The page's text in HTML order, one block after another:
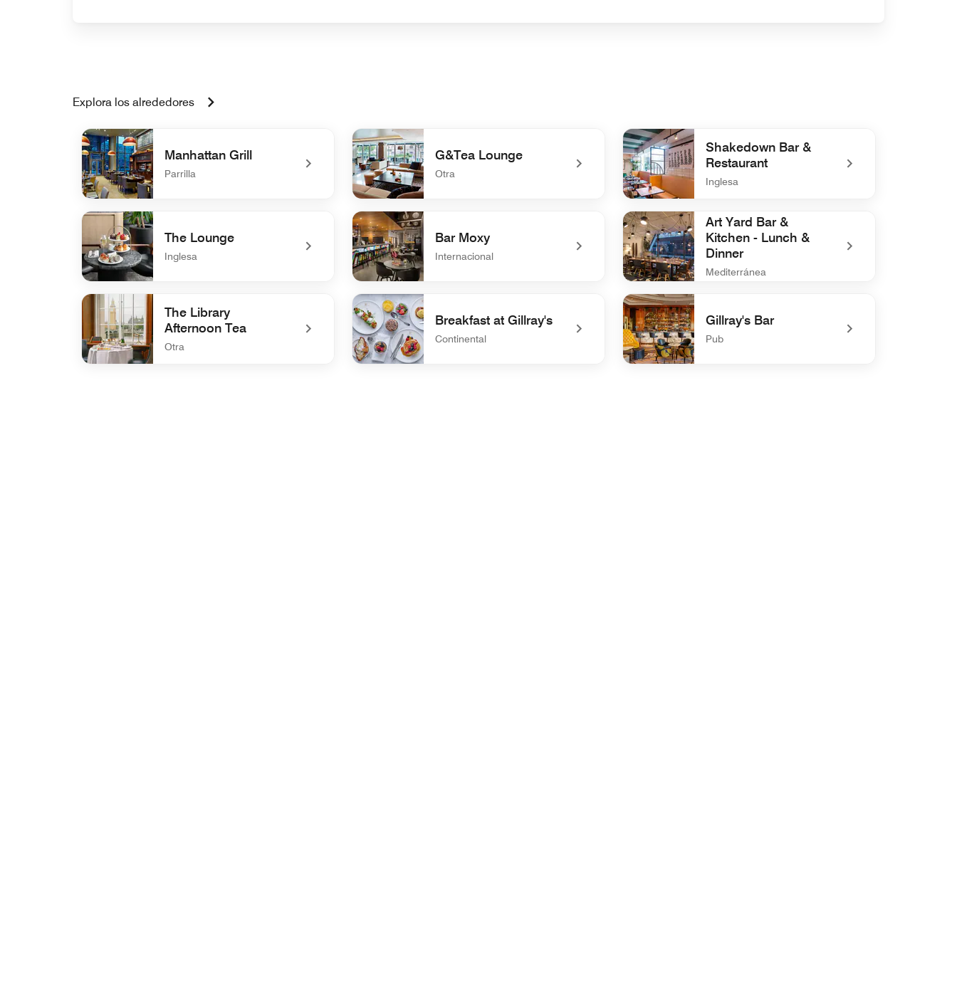
Explora los alrededores
Manhattan Grill
Parrilla
undefined Manhattan Grill
G&Tea Lounge
Otra
undefined G&Tea Lounge
Shakedown Bar &
Restaurant
Inglesa
undefined Shakedown Bar & Restaurant
The Lounge
Inglesa
undefined The Lounge
Bar Moxy
Internacional
undefined Bar Moxy
Art Yard Bar &
Kitchen - Lunch &
Dinner
Mediterránea
undefined Art Yard Bar & Kitchen - Lunch & Dinner
The Library
Afternoon Tea
Otra
Breakfast at Gillray's
Continental
Gillray's Bar
Pub